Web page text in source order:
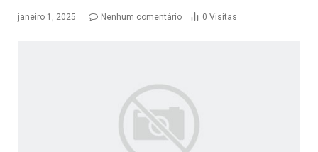
janeiro 1, 2025 Nenhum comentário 0 Visitas